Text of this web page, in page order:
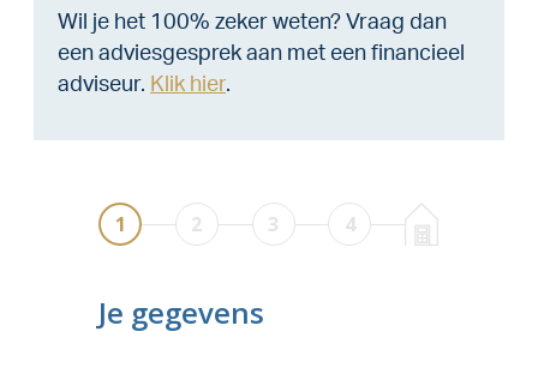
Wil je het 100% zeker weten? Vraag dan
een adviesgesprek aan met een financieel
adviseur. Klik hier.